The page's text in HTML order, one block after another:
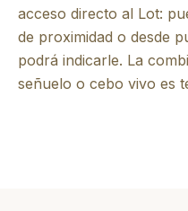
acceso directo al Lot:
de proximidad o desde
podrá indicarle. La
señuelo o cebo vivo es